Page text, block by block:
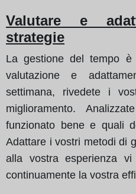
Valutare e
strategie
La gestione del tempo
valutazione e
settimana, rivedete i
miglioramento.
funzionato bene e quali
Adattare i vostri metodi di
alla vostra esperienza
continuamente la vostra